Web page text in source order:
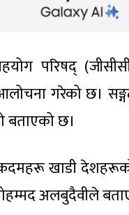
परिषद्
गरेको छ।
बताएको छ।
खाडी देशहरूको
अलबुदैवीले